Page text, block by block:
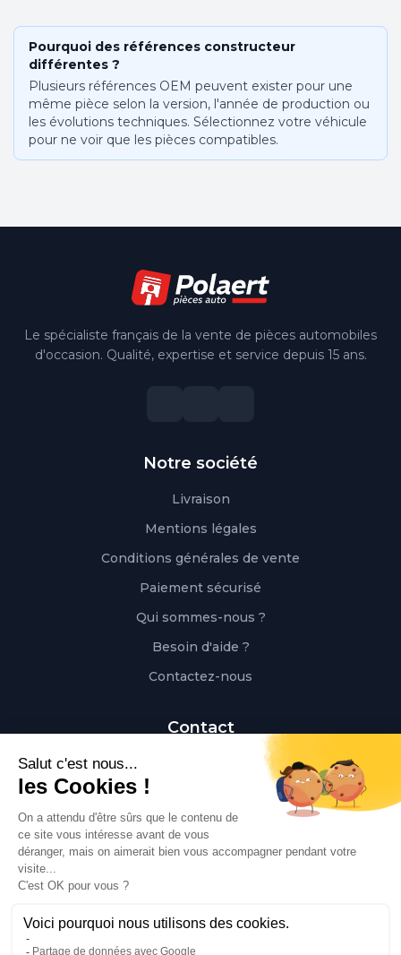
Pourquoi des références constructeur
différentes ?
Plusieurs références OEM peuvent exister pour une
même pièce selon la version, l'année de production ou
les évolutions techniques. Sélectionnez votre véhicule
pour ne voir que les pièces compatibles.
Le spécialiste français de la vente de pièces automobiles
d'occasion. Qualité, expertise et service depuis 15 ans.
Notre société
Livraison
Mentions légales
Conditions générales de vente
Paiement sécurisé
Qui sommes-nous ?
Besoin d'aide ?
Contactez-nous
Contact
Polaert Pièces Auto, 25 Rue des Perrets, 76680
Montérolier, France
Appeler
02 78 08 55 12
contact@polaert-pieces-auto.fr